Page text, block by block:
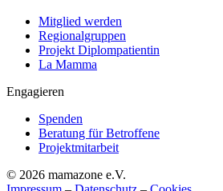
Mitglied werden
Regionalgruppen
Projekt Diplompatientin
La Mamma
Engagieren
Spenden
Beratung für Betroffene
Projektmitarbeit
© 2026 mamazone e.V.